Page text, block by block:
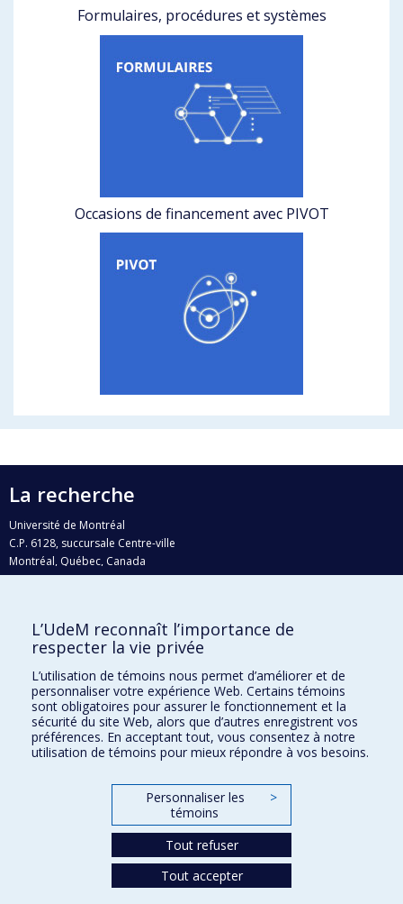
Formulaires, procédures et systèmes
Occasions de financement avec PIVOT
La recherche
Université de Montréal
C.P. 6128, succursale Centre-ville
Montréal, Québec, Canada
H3C 3J7
Qui fait quoi?
Nous trouver
Plan du site
Accessibilité
L’UdeM reconnaît l’importance de
respecter la vie privée
L’utilisation de témoins nous permet d’améliorer et de
personnaliser votre expérience Web. Certains témoins
sont obligatoires pour assurer le fonctionnement et la
sécurité du site Web, alors que d’autres enregistrent vos
préférences. En acceptant tout, vous consentez à notre
utilisation de témoins pour mieux répondre à vos besoins.
Personnaliser les
témoins
>
Tout refuser
Tout accepter